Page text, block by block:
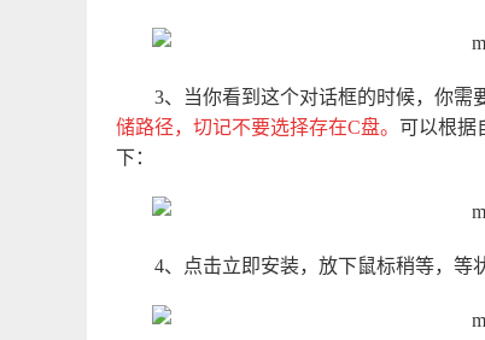
3、当你看到这个对话框的时候，你需
储路径，切记不要选择存在C盘。 可以根据
下：
4、点击立即安装，放下鼠标稍等，等